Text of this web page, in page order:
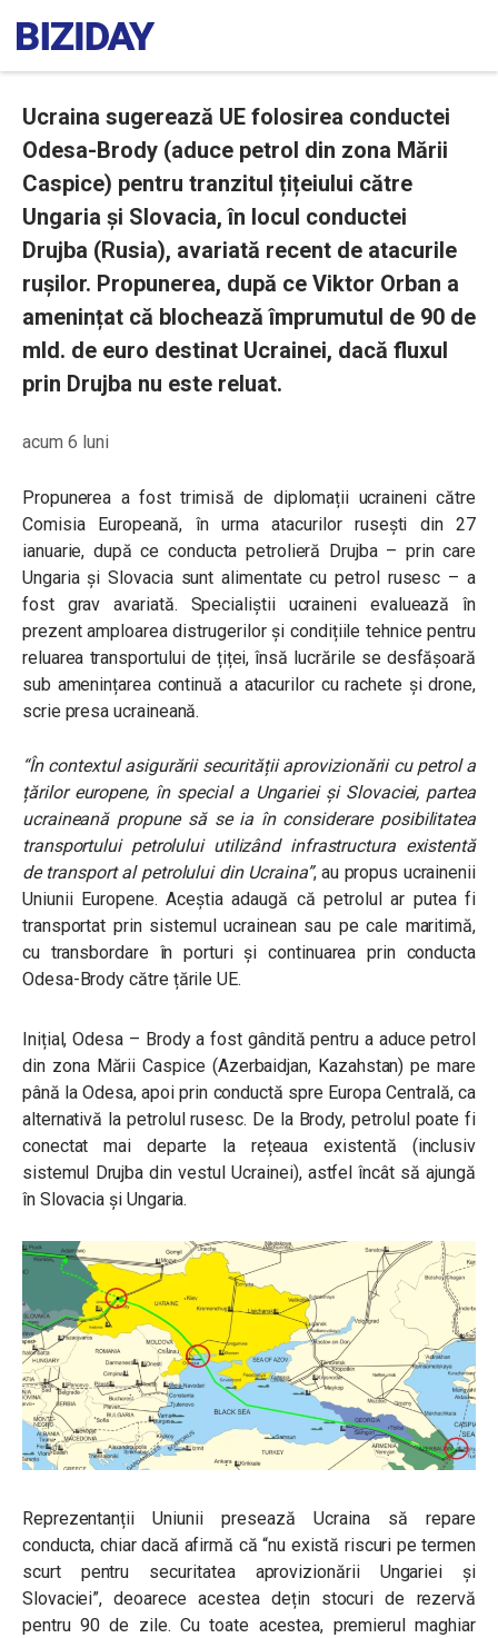
Ucraina sugerează UE folosirea conductei
Odesa-Brody (aduce petrol din zona Mării
Caspice) pentru tranzitul țițeiului către
Ungaria și Slovacia, în locul conductei
Drujba (Rusia), avariată recent de atacurile
rușilor. Propunerea, după ce Viktor Orban a
amenințat că blochează împrumutul de 90 de
mld. de euro destinat Ucrainei, dacă fluxul
prin Drujba nu este reluat.
acum 6 luni
Propunerea a fost trimisă de diplomații ucraineni către
Comisia Europeană, în urma atacurilor rusești din 27
ianuarie, după ce conducta petrolieră Drujba – prin care
Ungaria și Slovacia sunt alimentate cu petrol rusesc – a
fost grav avariată. Specialiștii ucraineni evaluează în
prezent amploarea distrugerilor și condițiile tehnice pentru
reluarea transportului de țiței, însă lucrările se desfășoară
sub amenințarea continuă a atacurilor cu rachete și drone,
scrie presa ucraineană.
“În contextul asigurării securității aprovizionării cu petrol a
țărilor europene, în special a Ungariei și Slovaciei, partea
ucraineană propune să se ia în considerare posibilitatea
transportului petrolului utilizând infrastructura existentă
de transport al petrolului din Ucraina”, au propus ucrainenii
Uniunii Europene. Aceștia adaugă că petrolul ar putea fi
transportat prin sistemul ucrainean sau pe cale maritimă,
cu transbordare în porturi și continuarea prin conducta
Odesa-Brody către țările UE.
Inițial, Odesa – Brody a fost gândită pentru a aduce petrol
din zona Mării Caspice (Azerbaidjan, Kazahstan) pe mare
până la Odesa, apoi prin conductă spre Europa Centrală, ca
alternativă la petrolul rusesc. De la Brody, petrolul poate fi
conectat mai departe la rețeaua existentă (inclusiv
sistemul Drujba din vestul Ucrainei), astfel încât să ajungă
în Slovacia și Ungaria.
Reprezentanții Uniunii presează Ucraina să repare
conducta, chiar dacă afirmă că “nu există riscuri pe termen
scurt pentru securitatea aprovizionării Ungariei și
Slovaciei”, deoarece acestea dețin stocuri de rezervă
pentru 90 de zile.Cu toate acestea, premierul maghiar